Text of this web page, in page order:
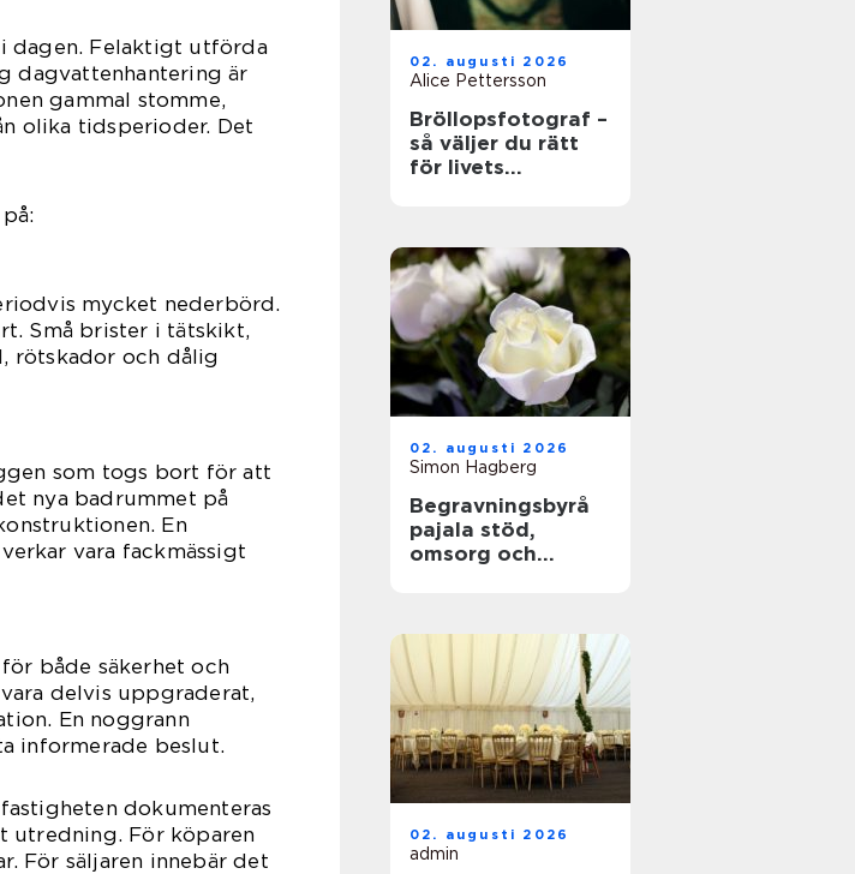
dagen. Felaktigt utförda
dagvattenhantering är
gammal stomme,
olika tidsperioder. Det
mycket nederbörd.
Små brister i tätskikt,
rötskador och dålig
som togs bort för att
nya badrummet på
En
vara fackmässigt
både säkerhet och
delvis uppgraderat,
En noggrann
informerade beslut.
dokumenteras
utredning. För köparen
För säljaren innebär det
02. augusti 2026
Alice Pettersson
Bröllopsfotograf –
så väljer du rätt
för livets
02. augusti 2026
Simon Hagberg
Begravningsbyrå
pajala stöd,
omsorg och
02. augusti 2026
admin